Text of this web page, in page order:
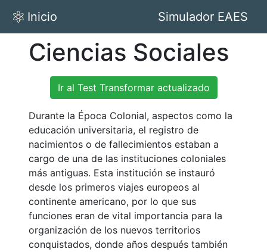
Inicio Simulador EAES
Ciencias Sociales
Ir al Test Transformar actualizado
Durante la Época Colonial, aspectos como la
educación universitaria, el registro de
nacimientos o de fallecimientos estaban a
cargo de una de las instituciones coloniales
más antiguas. Esta institución se instauró
desde los primeros viajes europeos al
continente americano, por lo que sus
funciones eran de vital importancia para la
organización de los nuevos territorios
conquistados, donde años después también